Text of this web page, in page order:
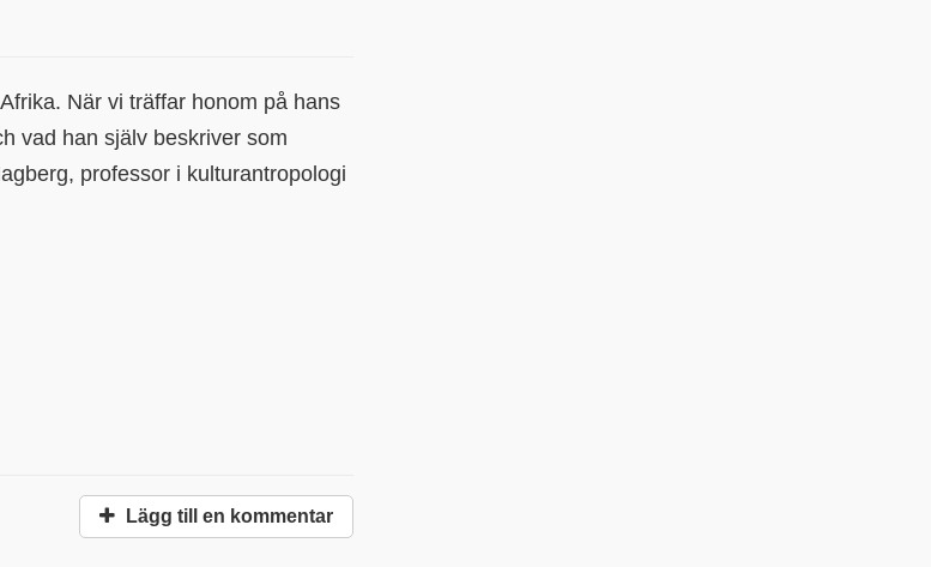
När vi träffar honom på hans
vad han själv beskriver som
professor i kulturantropologi
Lägg till en kommentar